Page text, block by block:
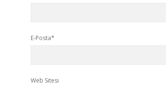
E-Posta*
Web Sitesi